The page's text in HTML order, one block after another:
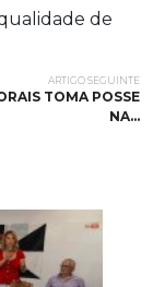
de
ARTIGO SEGUINTE
TOMA POSSE
NA…